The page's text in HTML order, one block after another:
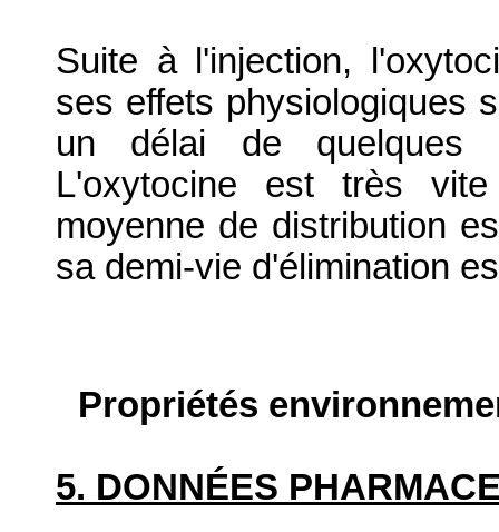
Suite à l'injection,
ses effets physiologiques
un délai de quelques
L'oxytocine est très
moyenne de distribution
sa demi-vie d'élimination
Propriétés
5. DONNÉES